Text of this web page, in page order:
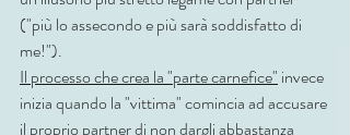
("più lo assecondo e più sarà soddisfatto di
me!").
Il processo che crea la "parte carnefice" invece
inizia quando la "vittima" comincia ad accusare
il proprio partner di non dargli abbastanza